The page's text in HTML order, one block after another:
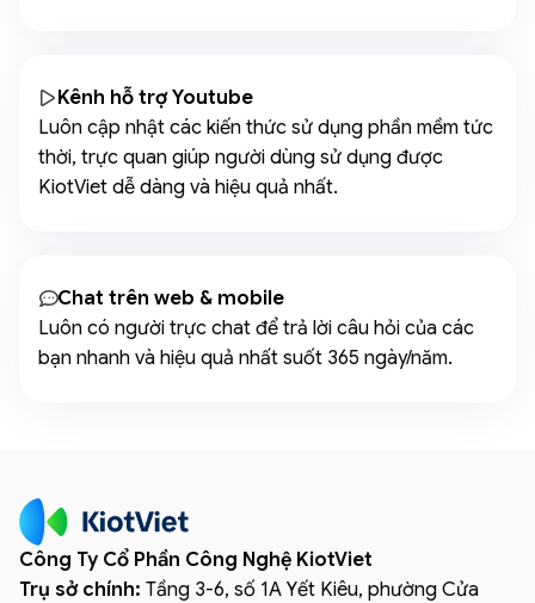
Kênh hỗ trợ Youtube
Luôn cập nhật các kiến thức sử dụng phần mềm tức
thời, trực quan giúp người dùng sử dụng được
KiotViet dễ dàng và hiệu quả nhất.
Chat trên web & mobile
Luôn có người trực chat để trả lời câu hỏi của các
bạn nhanh và hiệu quả nhất suốt 365 ngày/năm.
Công Ty Cổ Phần Công Nghệ KiotViet
Trụ sở chính: Tầng 3-6, số 1A Yết Kiêu, phường Cửa